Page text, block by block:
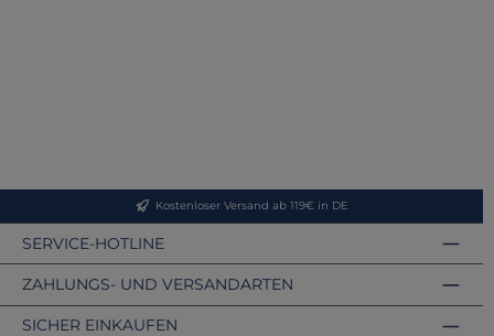
Kostenloser Versand ab 119€ in DE
SERVICE-HOTLINE
ZAHLUNGS- UND VERSANDARTEN
SICHER EINKAUFEN